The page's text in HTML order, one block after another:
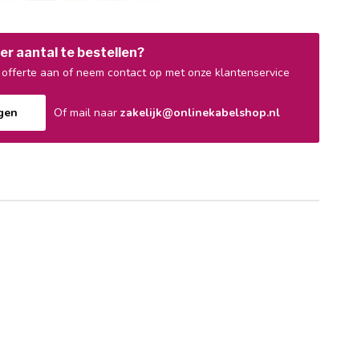
aantal te bestellen?
aan of neem contact op met onze klantenservice
Of mail naarzakelijk@onlinekabelshop.nl